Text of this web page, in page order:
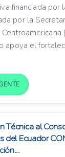
financiada por
por la
apoya el
Técnica al
del Ecuador